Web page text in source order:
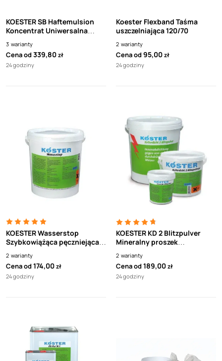
KOESTER SB Haftemulsion
Koncentrat Uniwersalna
zapraw cementowych,
tynków, mikrozapraw
uszczelniających
3 warianty
Cena od339,80zł
24 godziny
Koester Flexband Taśma
uszczelniająca 120/70
2 warianty
Cena od95,00zł
24 godziny
KOESTER Wasserstop
Szybkowiążąca pęczniejąca
tamowania przecieków
2 warianty
Cena od174,00zł
24 godziny
KOESTER KD 2 Blitzpulver
Mineralny proszek
błyskawicznie wiążący
2 warianty
Cena od189,00zł
24 godziny